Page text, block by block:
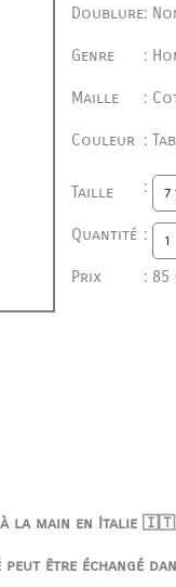
Doublure:
Genre :
Maille :
Couleur :
Taille :
Quantité :
Prix : 85
à la main en Italie
être échangé